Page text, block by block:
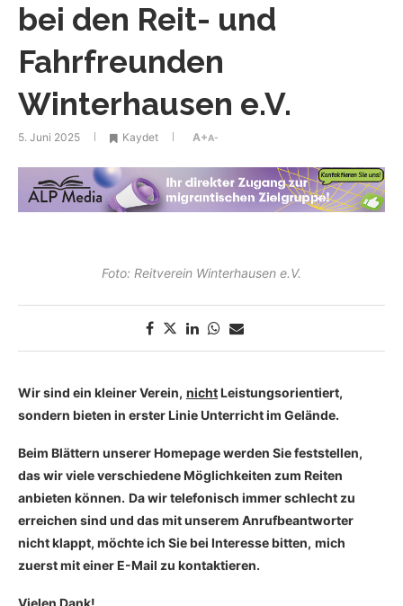
bei den Reit- und
Fahrfreunden
Winterhausen e.V.
5. Juni 2025 Kaydet A+A-
Foto: Reitverein Winterhausen e.V.
Wir sind ein kleiner Verein, nicht Leistungsorientiert,
sondern bieten in erster Linie Unterricht im Gelände.
Beim Blättern unserer Homepage werden Sie feststellen,
das wir viele verschiedene Möglichkeiten zum Reiten
anbieten können. Da wir telefonisch immer schlecht zu
erreichen sind und das mit unserem Anrufbeantworter
nicht klappt, möchte ich Sie bei Interesse bitten, mich
zuerst mit einer E-Mail zu kontaktieren.